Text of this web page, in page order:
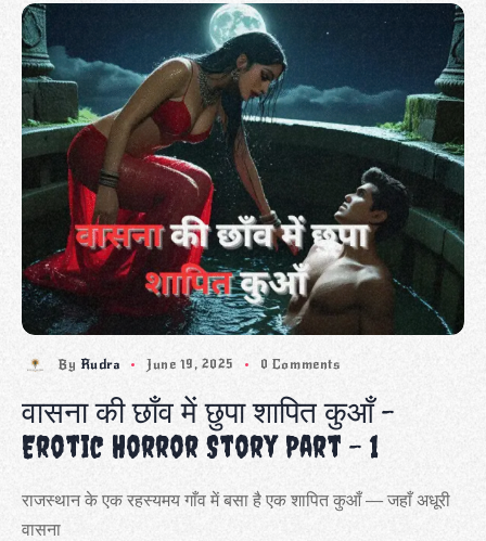
By Rudra June 19, 2025 0 Comments
वासना की छाँव में छुपा शापित कुआँ –
Erotic Horror Story Part – 1
राजस्थान के एक रहस्यमय गाँव में बसा है एक शापित कुआँ — जहाँ अधूरी
वासना